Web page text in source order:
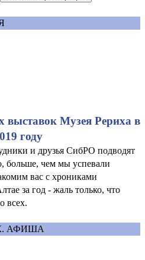
Музея Рериха в
году
и друзья СибРО подводят
больше, чем мы успевали
вас с хрониками
за год - жаль только, что
всех.
АФИША